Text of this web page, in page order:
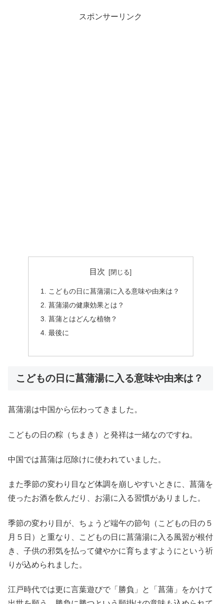
スポンサーリンク
目次
こどもの日に菖蒲湯に入る意味や由来は？
菖蒲湯の健康効果とは？
菖蒲とはどんな植物？
最後に
こどもの日に菖蒲湯に入る意味や由来は？
菖蒲湯は中国から伝わってきました。
こどもの日の粽（ちまき）と発祥は一緒なのですね。
中国では菖蒲は厄除けに使われていました。
また季節の変わり目など体調を崩しやすいときに、菖蒲を
使ったお酒を飲んだり、お湯に入る習慣がありました。
季節の変わり目が、ちょうど端午の節句（こどもの日の５
月５日）と重なり、こどもの日に菖蒲湯に入る風習が根付
き、子供の邪気を払って健やかに育ちますようにという祈
りが込められました。
江戸時代では更に言葉遊びで「勝負」と「菖蒲」をかけて